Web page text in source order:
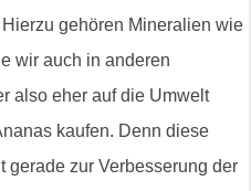
gehören Mineralien wie
wir auch in anderen
also eher auf die Umwelt
kaufen. Denn diese
gerade zur Verbesserung der